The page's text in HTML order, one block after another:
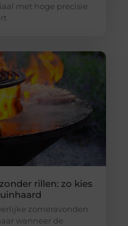
met hoge precisie
rillen: zo kies
zomeravonden
wanneer de